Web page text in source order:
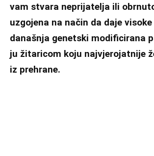
vam stvara neprijatelja ili
uzgojena na način da daje
današnja genetski modificirana
ju žitaricom koju najvjerojatnije
iz prehrane.